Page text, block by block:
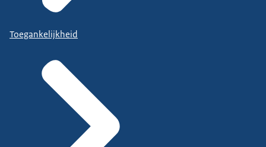
Toegankelijkheid